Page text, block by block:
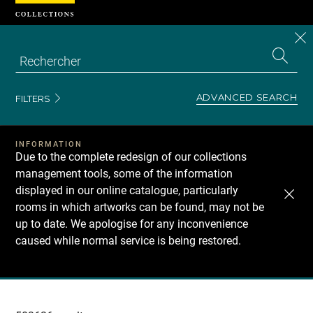
FILTERS ADVANCED SEARCH
INFORMATION
Due to the complete redesign of our collections
management tools, some of the information
displayed in our online catalogue, particularly
rooms in which artworks can be found, may not be
up to date. We apologise for any inconvenience
caused while normal service is being restored.
Recherche
Cookies management panel